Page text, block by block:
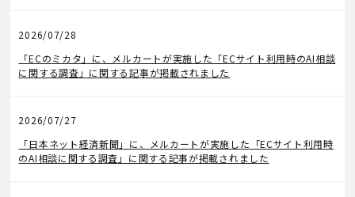
2026/07/28
「ECのミカタ」に、メルカートが実施した「ECサイト利用時のAI相談
に関する調査」に関する記事が掲載されました
2026/07/27
「日本ネット経済新聞」に、メルカートが実施した「ECサイト利用時
のAI相談に関する調査」に関する記事が掲載されました